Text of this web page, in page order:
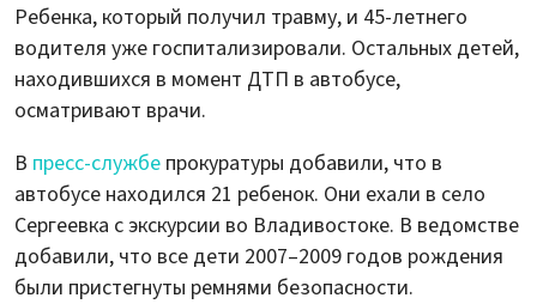
Ребенка, который получил травму, и 45-летнего
водителя уже госпитализировали. Остальных детей,
находившихся в момент ДТП в автобусе,
осматривают врачи.
В пресс-службе прокуратуры добавили, что в
автобусе находился 21 ребенок. Они ехали в село
Сергеевка с экскурсии во Владивостоке. В ведомстве
добавили, что все дети 2007–2009 годов рождения
были пристегнуты ремнями безопасности.